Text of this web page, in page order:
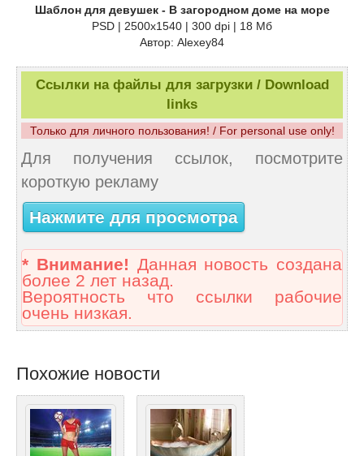
Шаблон для девушек - В загородном доме на море
PSD | 2500x1540 | 300 dpi | 18 Мб
Автор: Alexey84
Ссылки на файлы для загрузки / Download
links
Только для личного пользования! / For personal use only!
Для получения ссылок, посмотрите
короткую рекламу
Нажмите для просмотра
* Внимание! Данная новость создана
более 2 лет назад.
Вероятность что ссылки рабочие
очень низкая.
Похожие новости